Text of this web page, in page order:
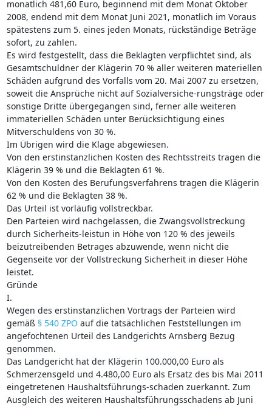
monatlich 481,60 Euro, beginnend mit dem Monat Oktober
2008, endend mit dem Monat Juni 2021, monatlich im Voraus
spätestens zum 5. eines jeden Monats, rückständige Beträge
sofort, zu zahlen.
Es wird festgestellt, dass die Beklagten verpflichtet sind, als
Gesamtschuldner der Klägerin 70 % aller weiteren materiellen
Schäden aufgrund des Vorfalls vom 20. Mai 2007 zu ersetzen,
soweit die Ansprüche nicht auf Sozialversiche-rungsträge oder
sonstige Dritte übergegangen sind, ferner alle weiteren
immateriellen Schäden unter Berücksichtigung eines
Mitverschuldens von 30 %.
Im Übrigen wird die Klage abgewiesen.
Von den erstinstanzlichen Kosten des Rechtsstreits tragen die
Klägerin 39 % und die Beklagten 61 %.
Von den Kosten des Berufungsverfahrens tragen die Klägerin
62 % und die Beklagten 38 %.
Das Urteil ist vorläufig vollstreckbar.
Den Parteien wird nachgelassen, die Zwangsvollstreckung
durch Sicherheits-leistun in Höhe von 120 % des jeweils
beizutreibenden Betrages abzuwende, wenn nicht die
Gegenseite vor der Vollstreckung Sicherheit in dieser Höhe
leistet.
Gründe
I.
Wegen des erstinstanzlichen Vortrags der Parteien wird
gemäß § 540 ZPO auf die tatsächlichen Feststellungen im
angefochtenen Urteil des Landgerichts Arnsberg Bezug
genommen.
Das Landgericht hat der Klägerin 100.000,00 Euro als
Schmerzensgeld und 4.480,00 Euro als Ersatz des bis Mai 2011
eingetretenen Haushaltsführungs-schaden zuerkannt. Zum
Ausgleich des weiteren Haushaltsführungsschadens ab Juni